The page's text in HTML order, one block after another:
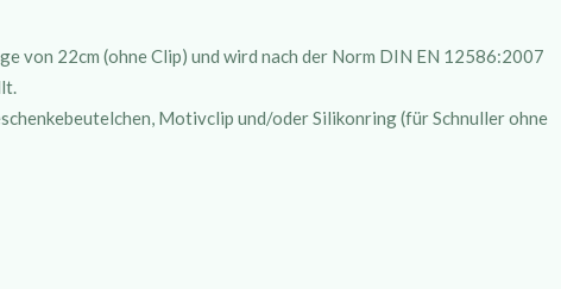
von 22cm (ohne Clip) und wird nach der Norm DIN EN 12586:2007
Motivclip und/oder Silikonring (für Schnuller ohne